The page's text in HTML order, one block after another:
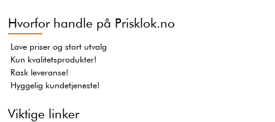
Hvorfor handle på Prisklok.no
Lave priser og stort utvalg
Kun kvalitetsprodukter!
Rask leveranse!
Hyggelig kundetjeneste!
Viktige linker